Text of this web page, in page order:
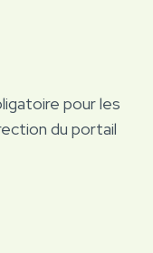
pour les
du portail